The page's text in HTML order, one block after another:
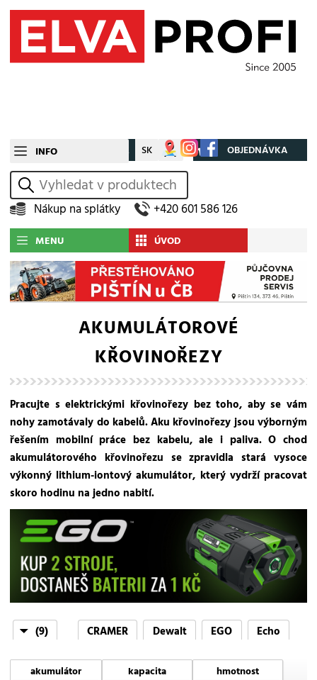
INFO CZ SK Můj účet OBJEDNÁVKA
vyhledat
Nákup na splátky +420 601 586 126
MENU ÚVOD
AKUMULÁTOROVÉ
KŘOVINOŘEZY
Pracujte s elektrickými křovinořezy bez toho, aby se vám
nohy zamotávaly do kabelů. Aku křovinořezy jsou výborným
řešením mobilní práce bez kabelu, ale i paliva. O chod
akumulátorového křovinořezu se zpravidla stará vysoce
výkonný lithium-iontový akumulátor, který vydrží pracovat
skoro hodinu na jedno nabití.
(9) CRAMER Dewalt EGO
Echo
Honda
Riwall PRO Stiga
VeGA
akumulátor
kapacita
hmotnost